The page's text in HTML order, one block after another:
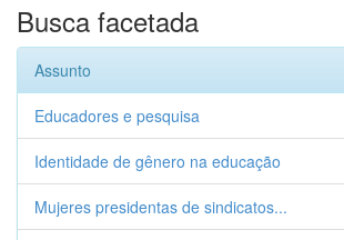
Busca facetada
Assunto
Educadores e pesquisa
Identidade de gênero na educação
Mujeres presidentas de sindicatos...